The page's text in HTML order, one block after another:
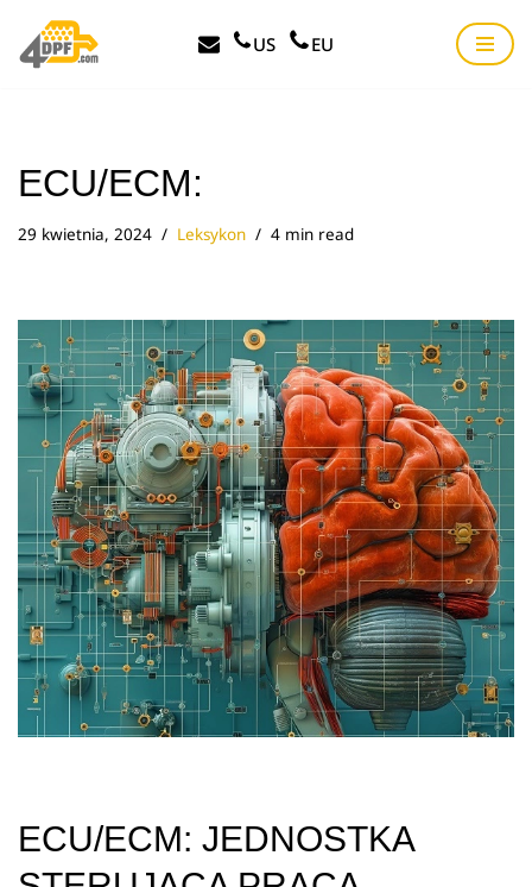
Przejdź
US EU
ECU/ECM:
29 kwietnia, 2024 Leksykon 4 min read
ECU/ECM: JEDNOSTKA